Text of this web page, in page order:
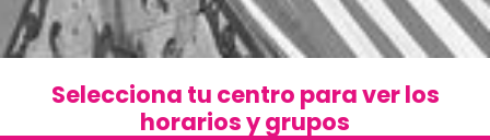
Selecciona tu centro para ver los
horarios y grupos